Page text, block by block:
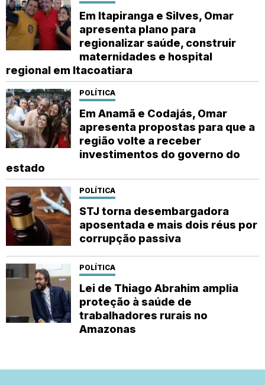
Em Itapiranga e Silves, Omar
apresenta plano para
regionalizar saúde, construir
maternidades e hospital
regional em Itacoatiara
POLÍTICA
Em Anamã e Codajás, Omar
apresenta propostas para que a
região volte a receber
investimentos do governo do
estado
POLÍTICA
STJ torna desembargadora
aposentada e mais dois réus por
corrupção passiva
POLÍTICA
Lei de Thiago Abrahim amplia
proteção à saúde de
trabalhadores rurais no
Amazonas